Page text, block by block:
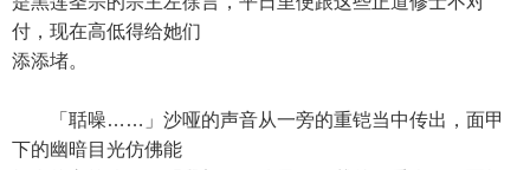
付，现在高低得给她们
添添堵。
「聒噪……」沙哑的声音从一旁的重铠当中传出，面甲
下的幽暗目光仿佛能